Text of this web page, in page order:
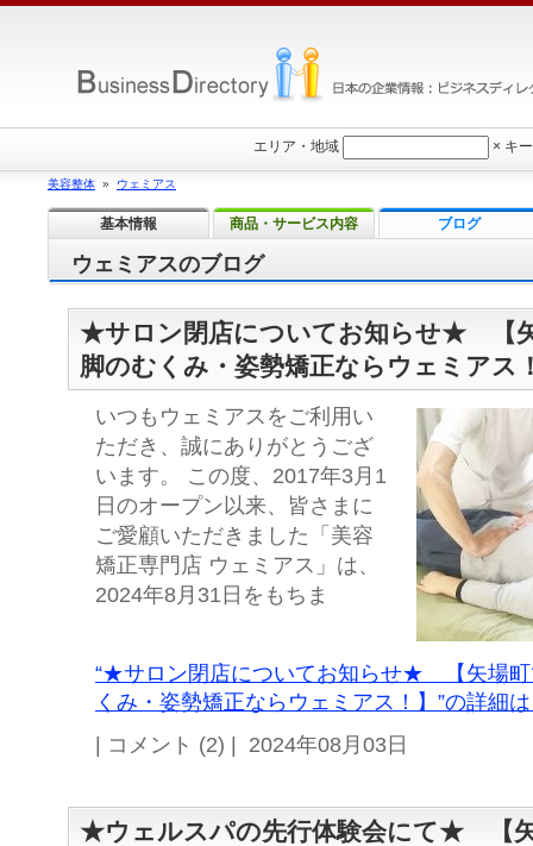
ウェミアスのブログ
★サロン閉店についてお知らせ★ 【
脚のむくみ・姿勢矯正ならウェミアス
いつもウェミアスをご利用い
ただき、誠にありがとうござ
います。 この度、2017年3月1
日のオープン以来、皆さまに
ご愛顧いただきました「美容
矯正専門店 ウェミアス」は、
2024年8月31日をもちま
“★サロン閉店についてお知らせ★ 【矢場町
くみ・姿勢矯正ならウェミアス！】”の詳細
| コメント (2) | 2024年08月03日
★ウェルスパの先行体験会にて★ 【
エリア・地域 × キ
美容整体 » ウェミアス
基本情報 商品・サービス内容 ブログ